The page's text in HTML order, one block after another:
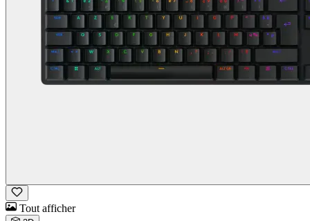
Tout afficher